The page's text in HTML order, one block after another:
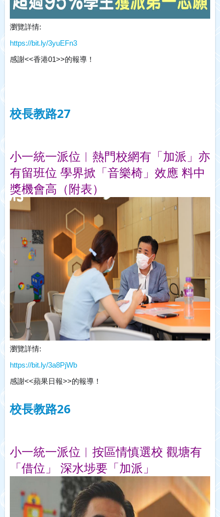
瀏覽詳情:
https://bit.ly/3yuEFn3
感謝<<香港01>>的報導！
校長教路27
小一統一派位︱熱門校網有「加派」亦
有留班位 學界掀「音樂椅」效應 料中
獎機會高（附表）
瀏覽詳情:
https://bit.ly/3a8PjWb
感謝<<蘋果日報>>的報導！
校長教路26
小一統一派位︱按區情慎選校 觀塘有
「借位」 深水埗要「加派」